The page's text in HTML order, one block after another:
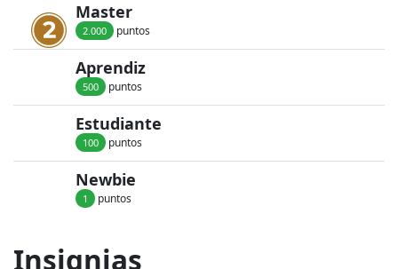
Master
2.000 puntos
Aprendiz
500 puntos
Estudiante
100 puntos
Newbie
1 puntos
Insignias